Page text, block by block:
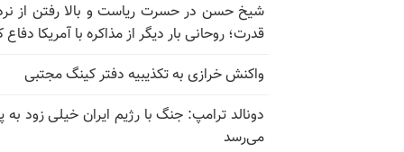
شیخ حسن در حسرت ریاست و بالا رفتن از
قدرت؛ روحانی بار دیگر از مذاکره با آمریکا دفاع
واکنش خرازی به تکذیبیه دفتر کینگ مجتبی
دونالد ترامپ: جنگ با رژیم ایران خیلی زود به
می‌رسد